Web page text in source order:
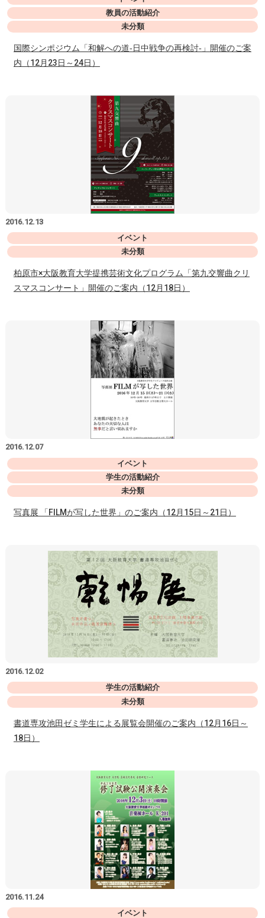
教員の活動紹介
未分類
国際シンポジウム「和解への道‐日中戦争の再検討‐」開催のご案
内（12月23日～24日）
2016.12.13
イベント
未分類
柏原市×大阪教育大学提携芸術文化プログラム「第九交響曲クリ
スマスコンサート」開催のご案内（12月18日）
2016.12.07
イベント
学生の活動紹介
未分類
写真展 「FILMが写した世界」のご案内（12月15日～21日）
2016.12.02
学生の活動紹介
未分類
書道専攻池田ゼミ学生による展覧会開催のご案内（12月16日～
18日）
2016.11.24
イベント